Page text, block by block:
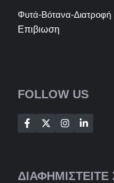
Φυτά-Βότανα-Διατροφή
Επιβιωση
FOLLOW US
ΔΙΑΦΗΜΙΣΤΕΙΤΕ